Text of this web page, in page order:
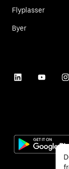
Flyplasser
Byer